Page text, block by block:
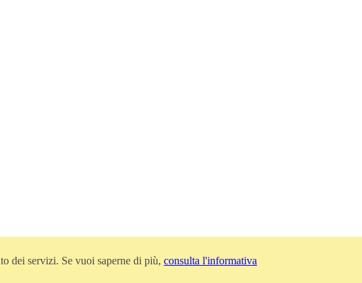
dei servizi. Se vuoi saperne di più, consulta l'informativa